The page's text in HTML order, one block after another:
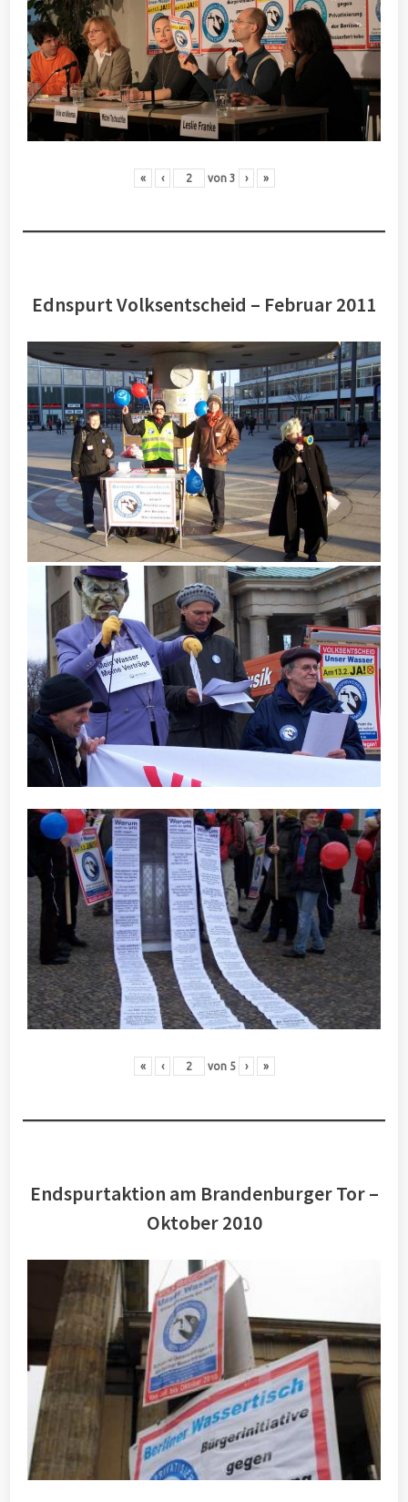
« ‹ von 3 › »
Ednspurt Volksentscheid – Februar 2011
« ‹ von 5 › »
Endspurtaktion am Brandenburger Tor –
Oktober 2010